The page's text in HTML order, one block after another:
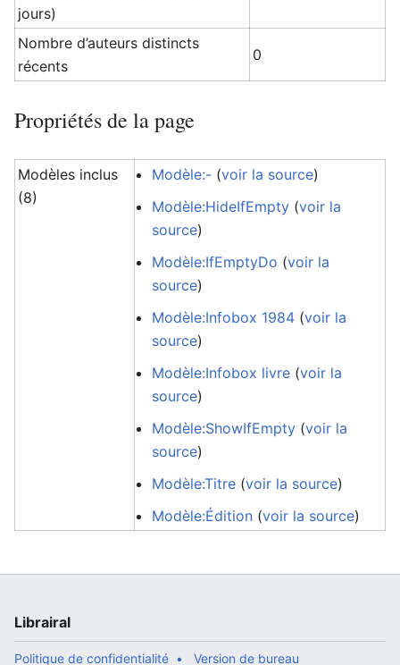
jours)
Nombre d’auteurs distincts
récents
0
Propriétés de la page
Modèles inclus
(8)
Modèle:- (voir la source)
Modèle:HideIfEmpty (voir la
source)
Modèle:IfEmptyDo (voir la
source)
Modèle:Infobox 1984 (voir la
source)
Modèle:Infobox livre (voir la
source)
Modèle:ShowIfEmpty (voir la
source)
Modèle:Titre (voir la source)
Modèle:Édition (voir la source)
Librairal
Politique de confidentialité Version de bureau